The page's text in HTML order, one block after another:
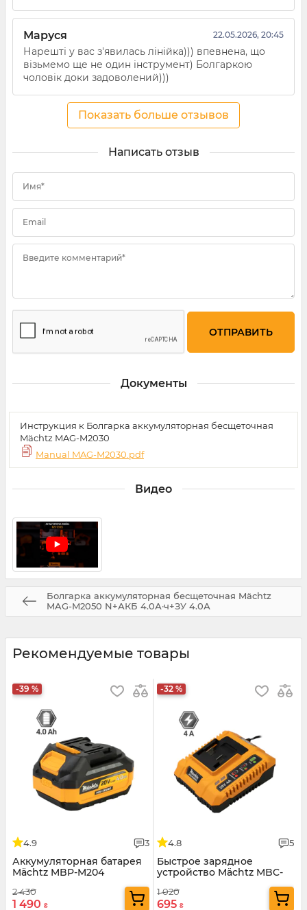
Маруся 22.05.2026, 20:45
Нарешті у вас з'явилась лінійка))) впевнена, що
візьмемо ще не один інструмент) Болгаркою
чоловік доки задоволений)))
Показать больше отзывов
Написать отзыв
Имя*
Email
Введите комментарий*
Документы
Инструкция к Болгарка аккумуляторная бесщеточная
Mächtz MAG-M2030
Manual MAG-M2030.pdf
Видео
Болгарка аккумуляторная бесщеточная Mächtz
MAG-M2050 N+АКБ 4.0А·ч+ЗУ 4.0А
Рекомендуемые товары
-39 %
4.9 3
Аккумуляторная батарея
Mächtz MBP-M204
2 430
1 490 ₴
-32 %
4.8 5
Быстрое зарядное
устройство Mächtz MBC-
1 020
695 ₴